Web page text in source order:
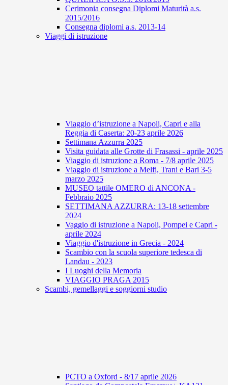
Cerimonia consegna Diplomi Maturità a.s.
2015/2016
Consegna diplomi a.s. 2013-14
Viaggi di istruzione
Viaggio d’istruzione a Napoli, Capri e alla
Reggia di Caserta: 20-23 aprile 2026
Settimana Azzurra 2025
Visita guidata alle Grotte di Frasassi - aprile 2025
Viaggio di istruzione a Roma - 7/8 aprile 2025
Viaggio di istruzione a Melfi, Trani e Bari 3-5
marzo 2025
MUSEO tattile OMERO di ANCONA -
Febbraio 2025
SETTIMANA AZZURRA: 13-18 settembre
2024
Vaggio di istruzione a Napoli, Pompei e Capri -
aprile 2024
Viaggio d'istruzione in Grecia - 2024
Scambio con la scuola superiore tedesca di
Landau - 2023
I Luoghi della Memoria
VIAGGIO PRAGA 2015
Scambi, gemellaggi e soggiorni studio
PCTO a Oxford - 8/17 aprile 2026